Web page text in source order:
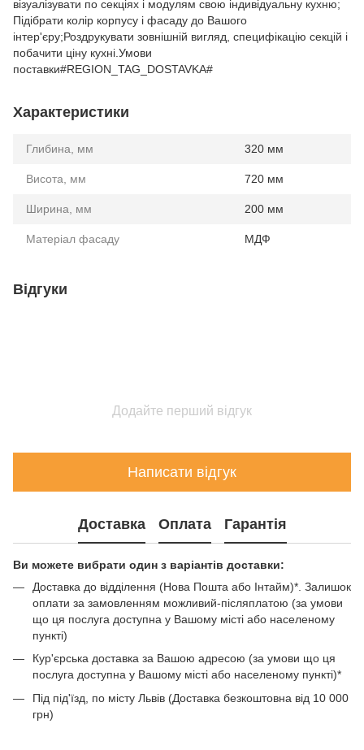
візуалізувати по секціях і модулям свою індивідуальну кухню;
Підібрати колір корпусу і фасаду до Вашого
інтер'єру;Роздрукувати зовнішній вигляд, специфікацію секцій і
побачити ціну кухні.Умови
поставки#REGION_TAG_DOSTAVKA#
Характеристики
Глибина, мм 320 мм
Висота, мм 720 мм
Ширина, мм 200 мм
Матеріал фасаду МДФ
Відгуки
Додайте перший відгук
Написати відгук
Доставка Оплата Гарантія
Ви можете вибрати один з варіантів доставки:
Доставка до відділення (Нова Пошта або Інтайм)*. Залишок
оплати за замовленням можливий-післяплатою (за умови
що ця послуга доступна у Вашому місті або населеному
пункті)
Кур'єрська доставка за Вашою адресою (за умови що ця
послуга доступна у Вашому місті або населеному пункті)*
Під під'їзд, по місту Львів (Доставка безкоштовна від 10 000
грн)